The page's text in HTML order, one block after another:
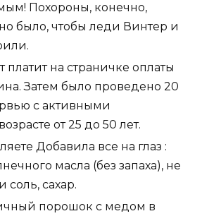
Похороны, конечно,
было, чтобы леди Винтер и
платит на страничке оплаты
Затем было проведено 20
с активными
от 25 до 50 лет.
Добавила все на глаз :
масла (без запаха), не
соль, сахар.
порошок с медом в